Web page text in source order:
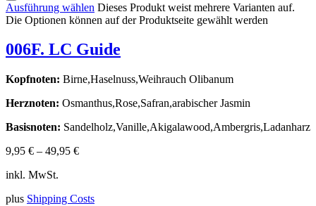
Ausführung wählen Dieses Produkt weist mehrere Varianten auf.
Die Optionen können auf der Produktseite gewählt werden
006F. LC Guide
Kopfnoten: Birne,Haselnuss,Weihrauch Olibanum
Herznoten: Osmanthus,Rose,Safran,arabischer Jasmin
Basisnoten: Sandelholz,Vanille,Akigalawood,Ambergris,Ladanharz
9,95 € – 49,95 €
inkl. MwSt.
plus Shipping Costs